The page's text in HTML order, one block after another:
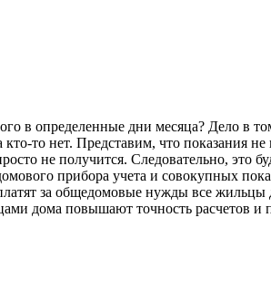
в определенные дни месяца? Дело в
то нет. Представим, что показания
не получится. Следовательно, это
прибора учета и совокупных
за общедомовые нужды все жильцы
дома повышают точность расчетов